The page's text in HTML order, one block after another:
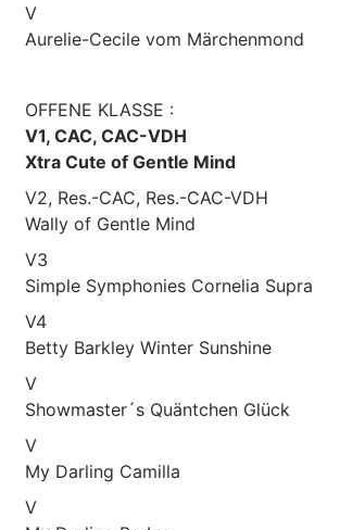
V
Aurelie-Cecile vom Märchenmond
OFFENE KLASSE :
V1, CAC, CAC-VDH
Xtra Cute of Gentle Mind
V2, Res.-CAC, Res.-CAC-VDH
Wally of Gentle Mind
V3
Simple Symphonies Cornelia Supra
V4
Betty Barkley Winter Sunshine
V
Showmaster´s Quäntchen Glück
V
My Darling Camilla
V